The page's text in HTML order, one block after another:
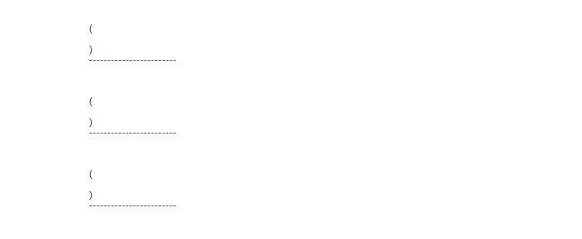
(
)
------------------------
(
)
------------------------
(
)
------------------------